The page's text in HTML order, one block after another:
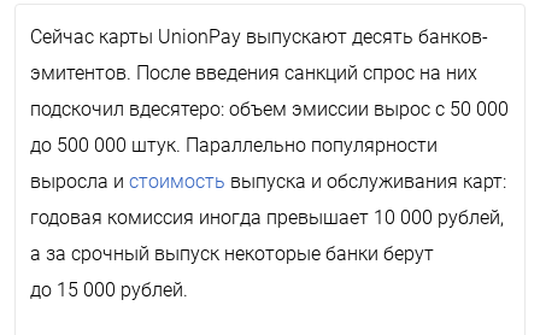
Сейчас карты UnionPay выпускают десять банков-
эмитентов. После введения санкций спрос на них
подскочил вдесятеро: объем эмиссии вырос с 50 000
до 500 000 штук. Параллельно популярности
выросла и стоимость выпуска и обслуживания карт:
годовая комиссия иногда превышает 10 000 рублей,
а за срочный выпуск некоторые банки берут
до 15 000 рублей.